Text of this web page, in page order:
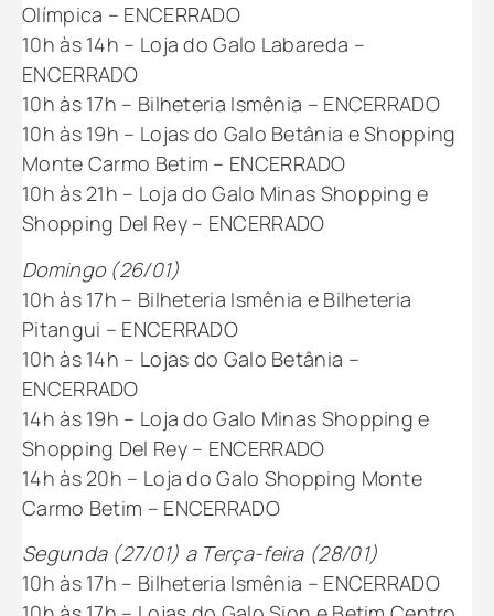
Olímpica – ENCERRADO
10h às 14h – Loja do Galo Labareda –
ENCERRADO
10h às 17h – Bilheteria Ismênia – ENCERRADO
10h às 19h – Lojas do Galo Betânia e Shopping
Monte Carmo Betim – ENCERRADO
10h às 21h – Loja do Galo Minas Shopping e
Shopping Del Rey – ENCERRADO
Domingo (26/01)
10h às 17h – Bilheteria Ismênia e Bilheteria
Pitangui – ENCERRADO
10h às 14h – Lojas do Galo Betânia –
ENCERRADO
14h às 19h – Loja do Galo Minas Shopping e
Shopping Del Rey – ENCERRADO
14h às 20h – Loja do Galo Shopping Monte
Carmo Betim – ENCERRADO
Segunda (27/01) a Terça-feira (28/01)
10h às 17h – Bilheteria Ismênia – ENCERRADO